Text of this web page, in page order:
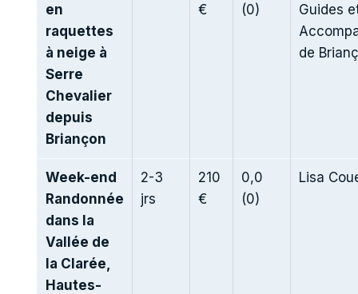
en
raquettes
à neige à
Serre
Chevalier
depuis
Briançon
€
(0)
Guides
de
Week-end
Randonnée
dans la
Vallée de
la Clarée,
Hautes-
2-3
jrs
210
€
0,0
(0)
Lisa